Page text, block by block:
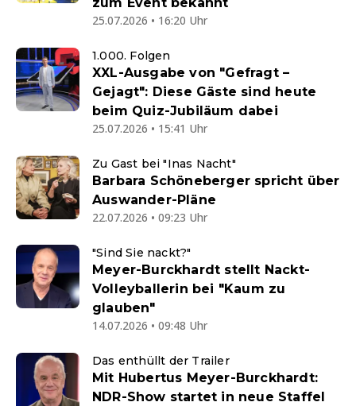
25.07.2026 • 16:20 Uhr
1.000. Folgen
XXL-Ausgabe von "Gefragt –
Gejagt": Diese Gäste sind heute
beim Quiz-Jubiläum dabei
25.07.2026 • 15:41 Uhr
Zu Gast bei "Inas Nacht"
Barbara Schöneberger spricht über
Auswander-Pläne
22.07.2026 • 09:23 Uhr
"Sind Sie nackt?"
Meyer-Burckhardt stellt Nackt-
Volleyballerin bei "Kaum zu
glauben"
14.07.2026 • 09:48 Uhr
Das enthüllt der Trailer
Mit Hubertus Meyer-Burckhardt:
NDR-Show startet in neue Staffel